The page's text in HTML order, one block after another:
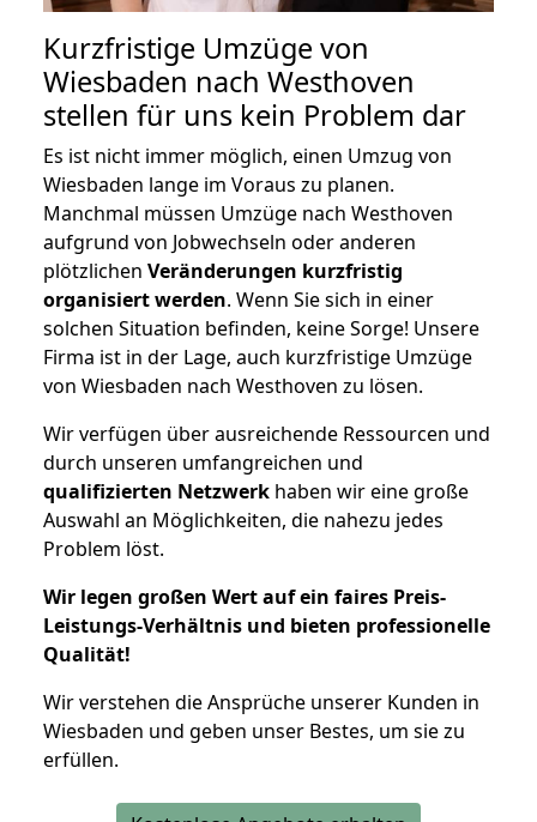
Kurzfristige Umzüge von
Wiesbaden nach Westhoven
stellen für uns kein Problem dar
Es ist nicht immer möglich, einen Umzug von
Wiesbaden lange im Voraus zu planen.
Manchmal müssen Umzüge nach Westhoven
aufgrund von Jobwechseln oder anderen
plötzlichen Veränderungen kurzfristig
organisiert werden. Wenn Sie sich in einer
solchen Situation befinden, keine Sorge! Unsere
Firma ist in der Lage, auch kurzfristige Umzüge
von Wiesbaden nach Westhoven zu lösen.
Wir verfügen über ausreichende Ressourcen und
durch unseren umfangreichen und
qualifizierten Netzwerk haben wir eine große
Auswahl an Möglichkeiten, die nahezu jedes
Problem löst.
Wir legen großen Wert auf ein faires Preis-
Leistungs-Verhältnis und bieten professionelle
Qualität!
Wir verstehen die Ansprüche unserer Kunden in
Wiesbaden und geben unser Bestes, um sie zu
erfüllen.